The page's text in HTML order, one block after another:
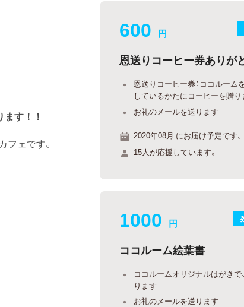
す！！
フェです。
600 円
恩送りコーヒー券ありが
恩送りコーヒー券：ココルーム
しているかたにコーヒーを贈り
お礼のメールを送ります
2020年08月 にお届け予定です。
15人が応援しています。
1000 円
ココルーム絵葉書
ココルームオリジナルはがきで
ります
お礼のメールを送ります